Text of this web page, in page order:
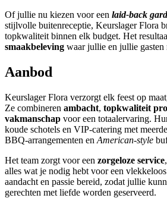
Of jullie nu kiezen voor een laid-back
stijlvolle buitenreceptie, Keurslager Flora
topkwaliteit binnen elk budget. Het
smaakbeleving waar jullie en jullie gasten
Aanbod
Keurslager Flora verzorgt elk feest op
Ze combineren ambacht, topkwaliteit
vakmanschap voor een totaalervaring.
koude schotels en VIP-catering met
BBQ-arrangementen en American-style
Het team zorgt voor een zorgeloze service
alles wat je nodig hebt voor een
aandacht en passie bereid, zodat jullie
gerechten met liefde worden geserveerd.